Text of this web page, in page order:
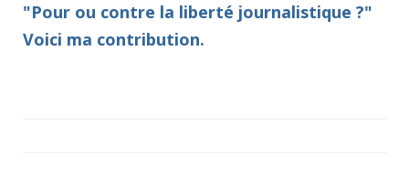
"Pour ou contre la liberté journalistique ?"
Voici ma contribution.